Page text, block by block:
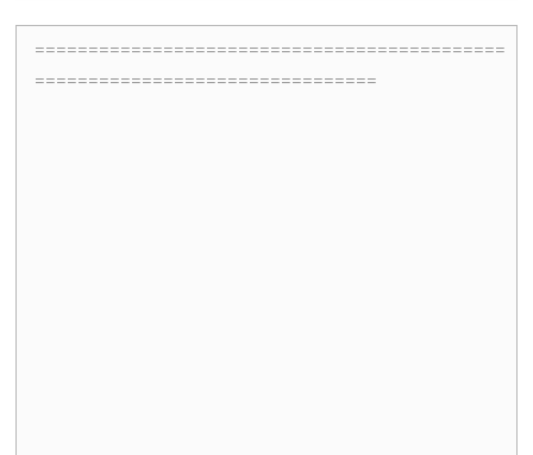
============================================
================================